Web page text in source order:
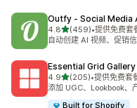
Outfy ‑ Social Media
4.8星（满分 5 星）
(459)
总共 459 条评论
•提供免费套
自动创建 AI 视频、促销
Essential Grid Gallery
4.9星（满分 5 星）
(205)
总共 205 条评论
•提供免费套
添加 UGC、Lookbook、
Built for Shopify